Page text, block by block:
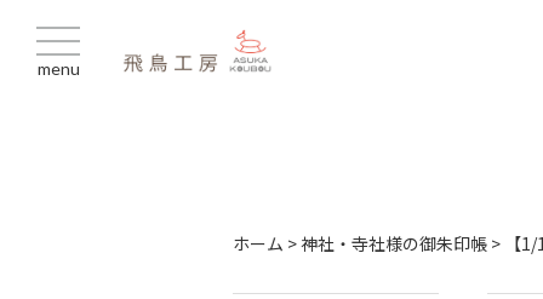
menu
ホーム >神社・寺社様の御朱印帳 > 【